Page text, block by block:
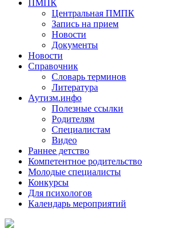
ПМПК
Центральная ПМПК
Запись на прием
Новости
Документы
Новости
Справочник
Словарь терминов
Литература
Аутизм.инфо
Полезные ссылки
Родителям
Специалистам
Видео
Раннее детство
Компетентное родительство
Молодые специалисты
Конкурсы
Для психологов
Календарь мероприятий